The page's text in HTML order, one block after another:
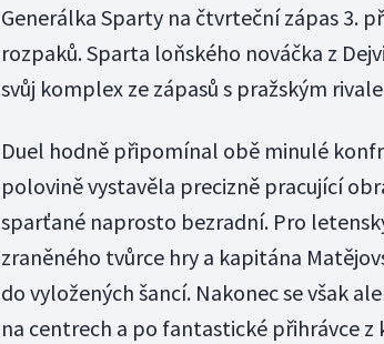
Generálka Sparty na čtvrteční zápas 3.
rozpaků. Sparta loňského nováčka z
svůj komplex ze zápasů s pražským
Duel hodně připomínal obě minulé
polovině vystavěla precizně pracující
sparťané naprosto bezradní. Pro
zraněného tvůrce hry a kapitána
do vyložených šancí. Nakonec se však
na centrech a po fantastické přihrávce z